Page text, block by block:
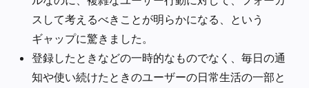
スして考えるべきことが明らかになる、という
ギャップに驚きました。
登録したときなどの一時的なものでなく、毎日の通
知や使い続けたときのユーザーの日常生活の一部と